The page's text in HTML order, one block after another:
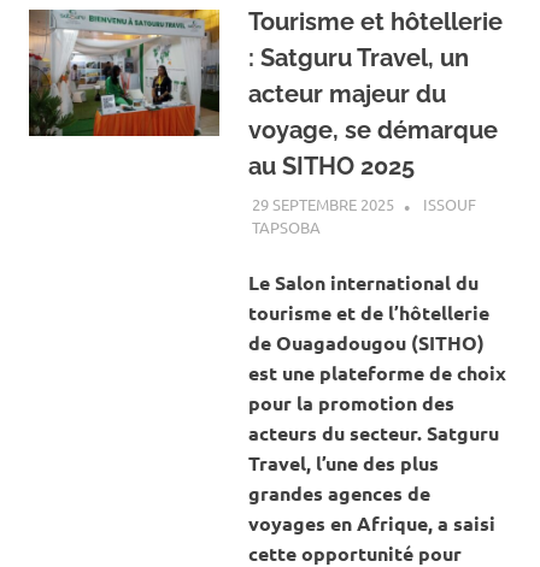
Tourisme et hôtellerie
: Satguru Travel, un
acteur majeur du
voyage, se démarque
au SITHO 2025
29 SEPTEMBRE 2025
ISSOUF
TAPSOBA
Le Salon international du
tourisme et de l’hôtellerie
de Ouagadougou (SITHO)
est une plateforme de choix
pour la promotion des
acteurs du secteur. Satguru
Travel, l’une des plus
grandes agences de
voyages en Afrique, a saisi
cette opportunité pour